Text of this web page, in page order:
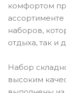
комфортом
наборов,
отдыха, так и
Набор
высоким